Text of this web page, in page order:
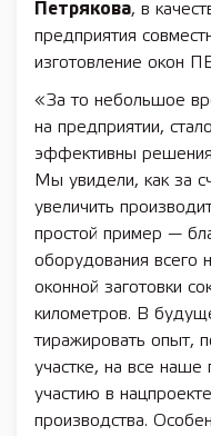
Петрякова, в
предприятия
изготовление окон
«За то небольшое
на предприятии,
эффективны
Мы увидели, как за
увеличить
простой пример —
оборудования всего
оконной заготовки
километров. В
тиражировать опыт,
участке, на все наше
участию в
производства.